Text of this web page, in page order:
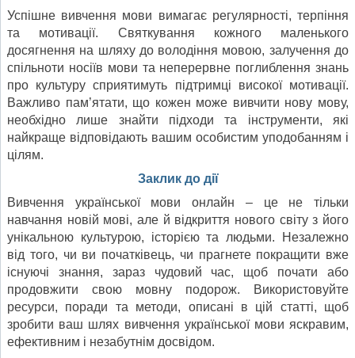
Успішне вивчення мови вимагає регулярності, терпіння
та мотивації. Святкування кожного маленького
досягнення на шляху до володіння мовою, залучення до
спільноти носіїв мови та неперервне поглиблення знань
про культуру сприятимуть підтримці високої мотивації.
Важливо пам’ятати, що кожен може вивчити нову мову,
необхідно лише знайти підходи та інструменти, які
найкраще відповідають вашим особистим уподобанням і
цілям.
Заклик до дії
Вивчення української мови онлайн – це не тільки
навчання новій мові, але й відкриття нового світу з його
унікальною культурою, історією та людьми. Незалежно
від того, чи ви початківець, чи прагнете покращити вже
існуючі знання, зараз чудовий час, щоб почати або
продовжити свою мовну подорож. Використовуйте
ресурси, поради та методи, описані в цій статті, щоб
зробити ваш шлях вивчення української мови яскравим,
ефективним і незабутнім досвідом.